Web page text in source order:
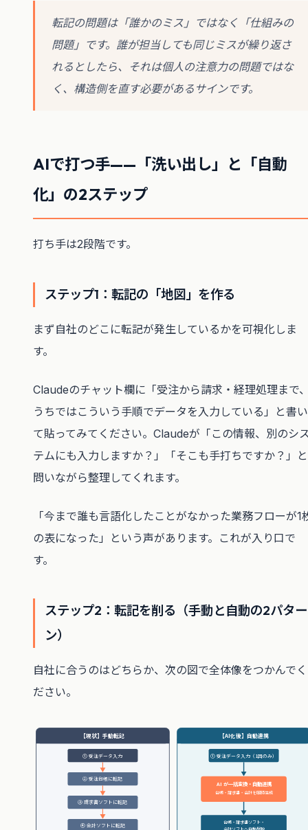
転記の問題は「誰かのミス」ではなく「仕組みの
問題」です。誰が担当しても同じミスが繰り返さ
れるとしたら、それは個人の注意力の問題ではな
く、構造側を直す必要があるサインです。
AIで打つ手——「洗い出し」と「自動
化」の2ステップ
打ち手は2段階です。
ステップ1：転記の「地図」を作る
まず自社のどこに転記が発生しているかを可視化しま
す。
Claudeのチャット欄に「受注から請求・経理処理まで
うちではこういう手順でデータを入力している」と書い
て貼ってみてください。Claudeが「この情報、別のシ
テムにも入力しますか？」「そこも手打ちですか？」と
問いながら整理してくれます。
「今まで誰も言語化したことがなかった業務フローが1
の表になった」という声があります。これが入り口で
す。
ステップ2：転記を削る（手動と自動の2パター
ン）
自社に合うのはどちらか、次の図で全体像をつかんでく
ださい。
【現状】手動転記 【AI化後】自動連携
① 受注データ入力
② 受注台帳に転記
③ 請求書ソフトに転記
④ 会計ソフトに転記
① 受注データ入力（1回のみ）
AI が一括変換・自動連携
台帳・請求書・会計を同時生成
台帳・請求書ソフト・